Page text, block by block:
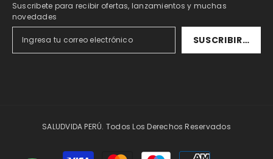
Suscribete para recibir ofertas, lanzamientos y muchas
novedades
SUSCRIBIRSE
SALUDVIDA PERÚ. Todos Los Derechos Reservados
Formas